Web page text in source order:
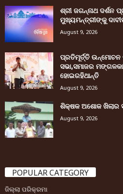
ଶ୍ରୀ ଜଗନ୍ନାଥ ଦର୍ଶନ
ମୁଖ୍ୟମନ୍ତ୍ରୀଙ୍କୁ
August 9, 2026
ପ୍ରତିମୂର୍ତ୍ତି ଉନ୍ମୋଚନ
ସଭା,ସମାଜର
ହୋଇରହିଥାନ୍ତି
August 9, 2026
ଶିକ୍ଷକ ଅଶୋକ ଖିଲାର
August 9, 2026
POPULAR CATEGORY
ଜିଲ୍ଲା ପରିକ୍ରମା